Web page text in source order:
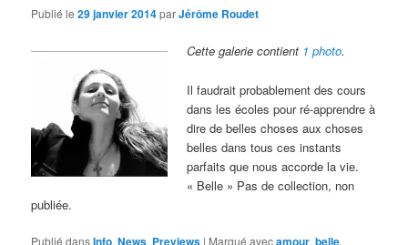
Publié le29 janvier 2014parJérôme Roudet
Cette galerie contient 1 photo.
Il faudrait probablement des cours
dans les écoles pour ré-apprendre à
dire de belles choses aux choses
belles dans tous ces instants
parfaits que nous accorde la vie.
« Belle » Pas de collection, non
publiée.
Publié dansInfo,News, Previews | Marqué avecamour,belle,